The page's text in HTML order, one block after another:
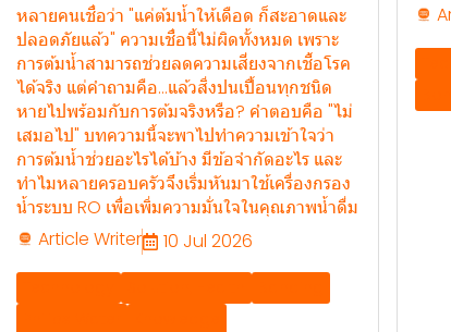
หลายคนเชื่อว่า "แค่ต้มน้ำให้เดือด ก็สะอาดและ
ปลอดภัยแล้ว" ความเชื่อนี้ไม่ผิดทั้งหมด เพราะ
การต้มน้ำสามารถช่วยลดความเสี่ยงจากเชื้อโรค
ได้จริง แต่คำถามคือ...แล้วสิ่งปนเปื้อนทุกชนิด
หายไปพร้อมกับการต้มจริงหรือ? คำตอบคือ "ไม่
เสมอไป" บทความนี้จะพาไปทำความเข้าใจว่า
การต้มน้ำช่วยอะไรได้บ้าง มีข้อจำกัดอะไร และ
ทำไมหลายครอบครัวจึงเริ่มหันมาใช้เครื่องกรอง
น้ำระบบ RO เพื่อเพิ่มความมั่นใจในคุณภาพน้ำดื่ม
Article Writer
10 Jul 2026